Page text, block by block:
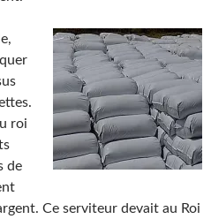
roi
de
Ce serviteur devait au Roi